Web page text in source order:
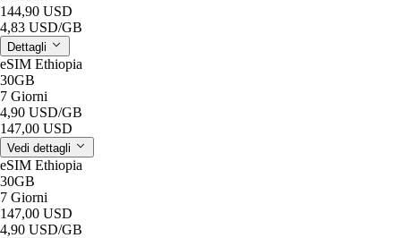
144,90 USD
4,83 USD/GB
Dettagli
eSIM Ethiopia
30GB
7 Giorni
4,90 USD/GB
147,00 USD
Vedi dettagli
eSIM Ethiopia
30GB
7 Giorni
147,00 USD
4,90 USD/GB